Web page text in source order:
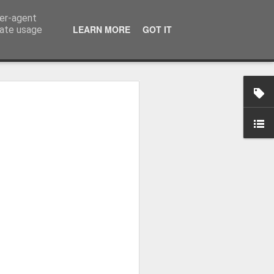
agent
usage
LEARN MORE GOT IT